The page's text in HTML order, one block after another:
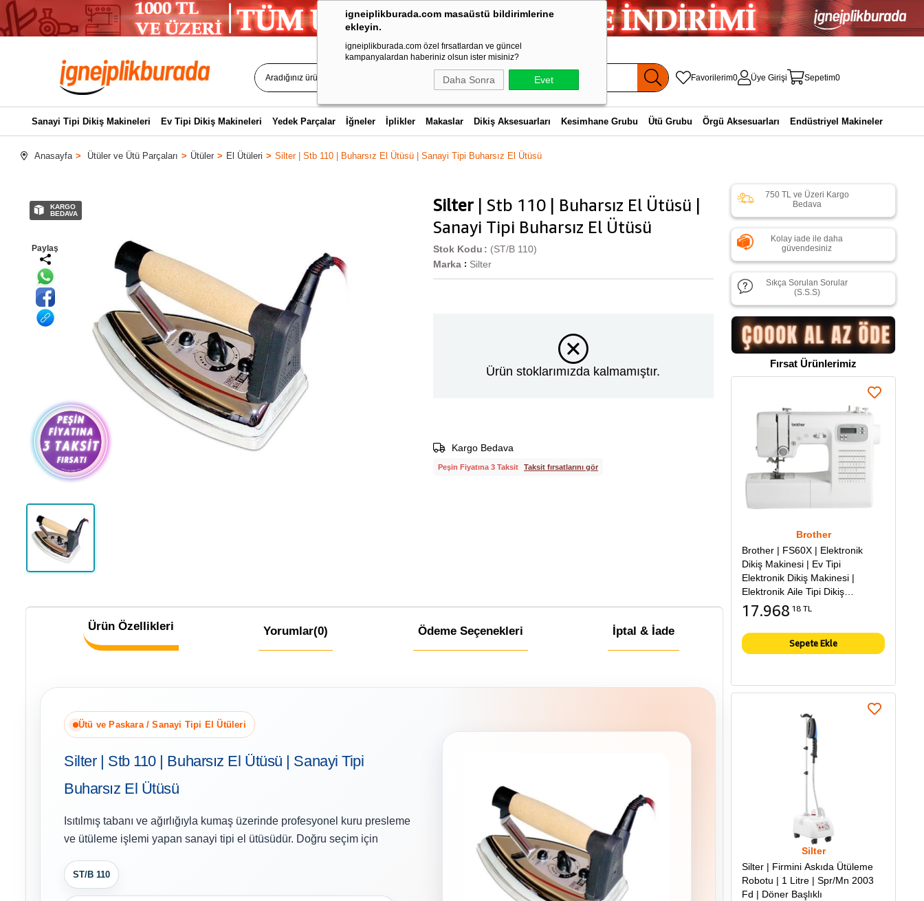
igneiplikburada.com masaüstü bildirimlerine
ekleyin.
igneiplikburada.com özel fırsatlardan ve güncel
kampanyalardan haberiniz olsun ister misiniz?
Daha Sonra Evet Favorilerim0 Üye Girişi Sepetim0
Sanayi Tipi Dikiş Makineleri Ev Tipi Dikiş Makineleri Yedek Parçalar İğneler İplikler Makaslar Dikiş Aksesuarları Kesimhane Grubu Ütü Grubu Örgü Aksesuarları Endüstriyel Makineler
Anasayfa Ütüler ve Ütü Parçaları Ütüler El Ütüleri Silter | Stb 110 | Buharsız El Ütüsü | Sanayi Tipi Buharsız El Ütüsü
KARGO
BEDAVA
Paylaş
Silter | Stb 110 | Buharsız El Ütüsü |
Sanayi Tipi Buharsız El Ütüsü
(ST/B 110)
Stok Kodu
Marka : Silter
Ürün stoklarımızda kalmamıştır.
Kargo Bedava
Peşin Fiyatına 3 Taksit Taksit fırsatlarını gör
Ürün Özellikleri Yorumlar(0) Ödeme Seçenekleri İptal & İade
Ütü ve Paskara / Sanayi Tipi El Ütüleri
Silter | Stb 110 | Buharsız El Ütüsü | Sanayi Tipi
Buharsız El Ütüsü
Isıtılmış tabanı ve ağırlığıyla kumaş üzerinde profesyonel kuru presleme
ve ütüleme işlemi yapan sanayi tipi el ütüsüdür. Doğru seçim için
ST/B 110
750 TL ve Üzeri Kargo
Bedava
Kolay iade ile daha
güvendesiniz
Sıkça Sorulan Sorular
(S.S.S)
Fırsat Ürünlerimiz
Brother
Brother | FS60X | Elektronik
Dikiş Makinesi | Ev Tipi
Elektronik Dikiş Makinesi |
Elektronik Aile Tipi Dikiş
Makinesi
17.968 18 TL
Sepete Ekle
Silter
Silter | Firmini Askıda Ütüleme
Robotu | 1 Litre | Spr/Mn 2003
Fd | Döner Başlıklı